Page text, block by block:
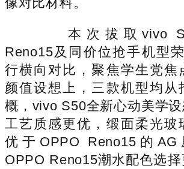
本次拔取vivo
Reno15及同价位抢手机型
行横向对比，聚焦学生党焦
颜值设想上，三款机型均从
概，vivo S50全新心动美学设
工艺质感更优，缎面柔光玻
优于OPPO Reno15的
OPPO Reno15潮水配色选择